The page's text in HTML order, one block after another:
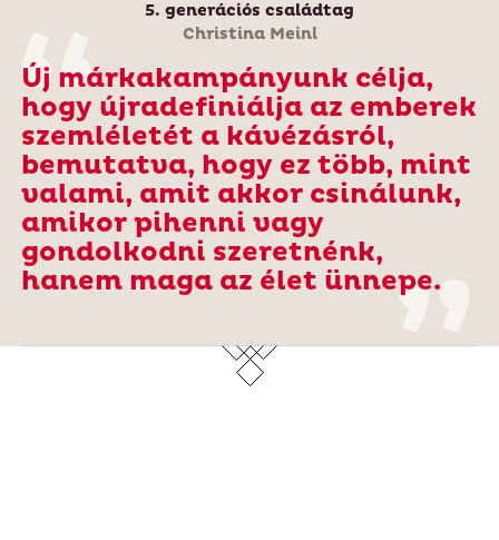
5. generációs családtag
Christina Meinl
Új márkakampányunk célja,
hogy újradefiniálja az emberek
szemléletét a kávézásról,
bemutatva, hogy ez több, mint
valami, amit akkor csinálunk,
amikor pihenni vagy
gondolkodni szeretnénk,
hanem maga az élet ünnepe.